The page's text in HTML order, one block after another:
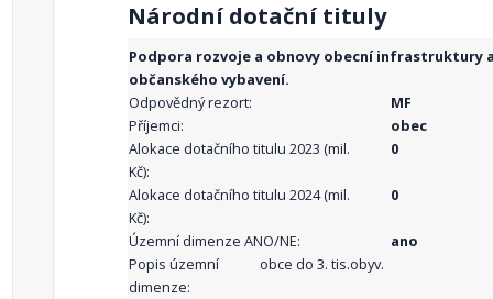
Národní dotační tituly
Podpora rozvoje a obnovy obecní infrastruktury
občanského vybavení.
Odpovědný rezort:
MF
Příjemci:
obec
Alokace dotačního titulu 2023 (mil.
Kč):
0
Alokace dotačního titulu 2024 (mil.
Kč):
0
Územní dimenze ANO/NE:
ano
Popis územní
dimenze:
obce do 3. tis.obyv.